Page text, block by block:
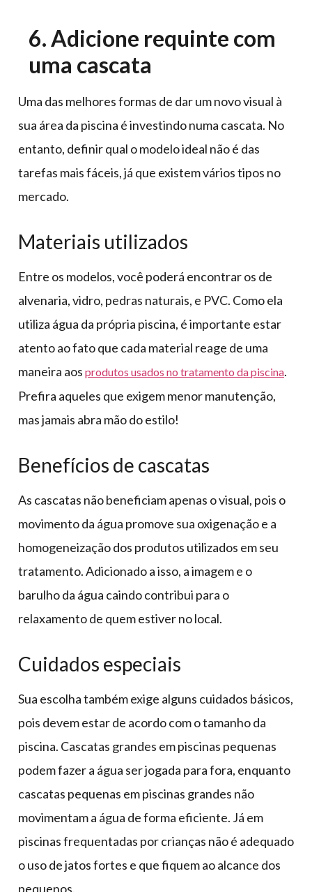
6. Adicione requinte com
uma cascata
Uma das melhores formas de dar um novo visual à
sua área da piscina é investindo numa cascata. No
entanto, definir qual o modelo ideal não é das
tarefas mais fáceis, já que existem vários tipos no
mercado.
Materiais utilizados
Entre os modelos, você poderá encontrar os de
alvenaria, vidro, pedras naturais, e PVC. Como ela
utiliza água da própria piscina, é importante estar
atento ao fato que cada material reage de uma
maneira aos produtos usados no tratamento da piscina.
Prefira aqueles que exigem menor manutenção,
mas jamais abra mão do estilo!
Benefícios de cascatas
As cascatas não beneficiam apenas o visual, pois o
movimento da água promove sua oxigenação e a
homogeneização dos produtos utilizados em seu
tratamento. Adicionado a isso, a imagem e o
barulho da água caindo contribui para o
relaxamento de quem estiver no local.
Cuidados especiais
Sua escolha também exige alguns cuidados básicos,
pois devem estar de acordo com o tamanho da
piscina. Cascatas grandes em piscinas pequenas
podem fazer a água ser jogada para fora, enquanto
cascatas pequenas em piscinas grandes não
movimentam a água de forma eficiente. Já em
piscinas frequentadas por crianças não é adequado
o uso de jatos fortes e que fiquem ao alcance dos
pequenos.